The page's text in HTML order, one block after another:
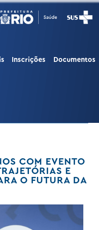
Inscrições Documentos
COM EVENTO
E
O FUTURA DA